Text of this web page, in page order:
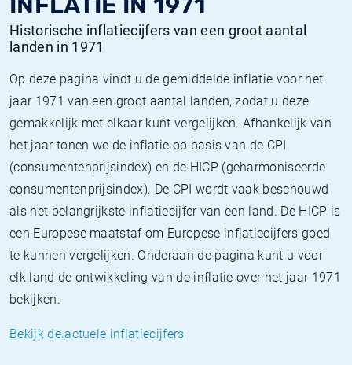
Historische inflatiecijfers van een groot aantal
landen in 1971
Op deze pagina vindt u de gemiddelde inflatie voor het
jaar 1971 van een groot aantal landen, zodat u deze
gemakkelijk met elkaar kunt vergelijken. Afhankelijk van
het jaar tonen we de inflatie op basis van de CPI
(consumentenprijsindex) en de HICP (geharmoniseerde
consumentenprijsindex). De CPI wordt vaak beschouwd
als het belangrijkste inflatiecijfer van een land. De HICP is
een Europese maatstaf om Europese inflatiecijfers goed
te kunnen vergelijken. Onderaan de pagina kunt u voor
elk land de ontwikkeling van de inflatie over het jaar 1971
bekijken.
Bekijk de actuele inflatiecijfers